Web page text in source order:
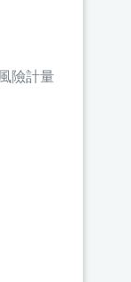
險計量